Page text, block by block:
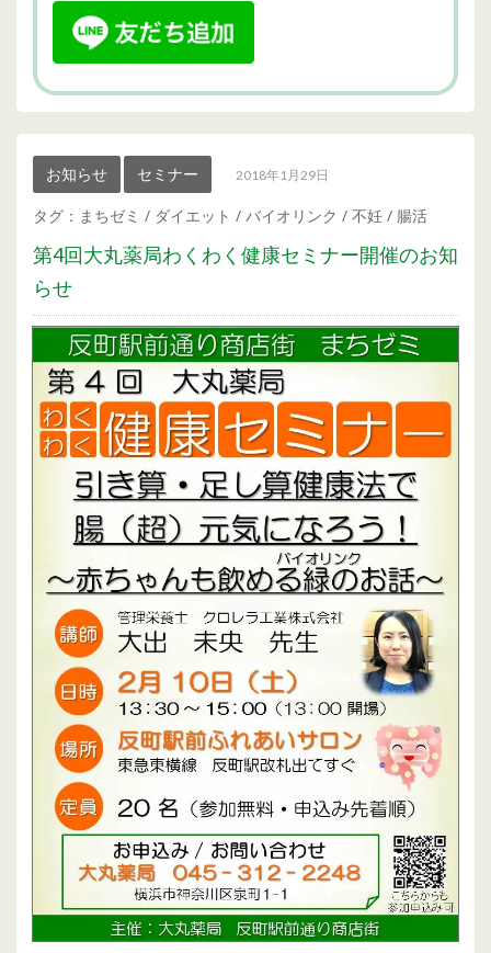
お知らせ セミナー 2018年1月29日
タグ： まちゼミ / ダイエット / バイオリンク / 不妊 / 腸活
第4回大丸薬局わくわく健康セミナー開催のお知
らせ